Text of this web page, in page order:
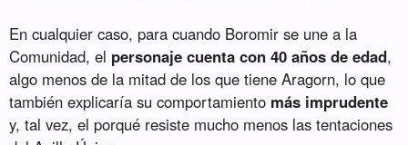
En cualquier caso, para cuando Boromir se une a la
Comunidad, el personaje cuenta con 40 años de edad,
algo menos de la mitad de los que tiene Aragorn, lo que
también explicaría su comportamiento más imprudente
y, tal vez, el porqué resiste mucho menos las tentaciones